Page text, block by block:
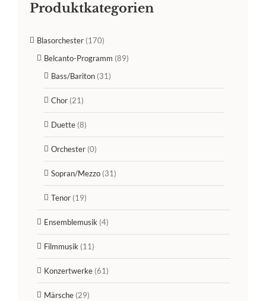
Produktkategorien
Blasorchester (170)
Belcanto-Programm (89)
Bass/Bariton (31)
Chor (21)
Duette (8)
Orchester (0)
Sopran/Mezzo (31)
Tenor (19)
Ensemblemusik (4)
Filmmusik (11)
Konzertwerke (61)
Märsche (29)